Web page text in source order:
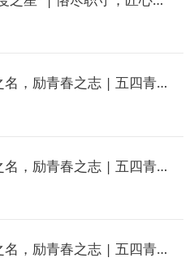
以青春之名，励青春之志 | 五四青年模范——张碧穗
以青春之名，励青春之志 | 五四青年模范——王冬强
以青春之名，励青春之志 | 五四青年模范——董亚辉